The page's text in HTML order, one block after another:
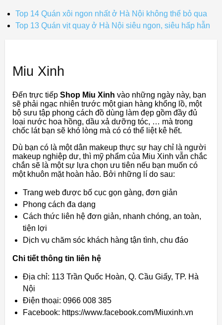
Top 14 Quán xôi ngon nhất ở Hà Nội không thể bỏ qua
Top 13 Quán vịt quay ở Hà Nội siêu ngon, siêu hấp hẫn
Miu Xinh
Đến trực tiếp Shop Miu Xinh vào những ngày này, bạn
sẽ phải ngạc nhiên trước một gian hàng khổng lồ, một
bộ sưu tập phong cách đồ dùng làm đẹp gồm đầy đủ
loại nước hoa hồng, dầu xả dưỡng tóc, … mà trong
chốc lát bạn sẽ khó lòng mà có có thể liệt kê hết.
Dù bạn có là một dân makeup thực sự hay chỉ là người
makeup nghiệp dư, thì mỹ phẩm của Miu Xinh vẫn chắc
chắn sẽ là một sự lựa chọn ưu tiên nếu bạn muốn có
một khuôn mặt hoàn hảo. Bởi những lí do sau:
Trang web được bố cục gọn gàng, đơn giản
Phong cách đa dạng
Cách thức liên hệ đơn giản, nhanh chóng, an toàn,
tiện lợi
Dịch vụ chăm sóc khách hàng tận tình, chu đáo
Chi tiết thông tin liên hệ
Địa chỉ: 113 Trần Quốc Hoàn, Q. Cầu Giấy, TP. Hà
Nội
Điện thoại: 0966 008 385
Facebook: https://www.facebook.com/Miuxinh.vn